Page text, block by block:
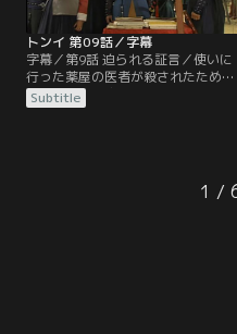
トンイ 第09話／字幕
字幕／第9話 迫られる証言／使いに
行った薬屋の医者が殺されたため、
トンイは捕盗庁（ポドチョン）で調
べを受けるが、宮殿に薬材を持ち込
と再会する。トンイはソ・ヨンギに
6年前のことを尋ねられるが…。
Subtitle
1